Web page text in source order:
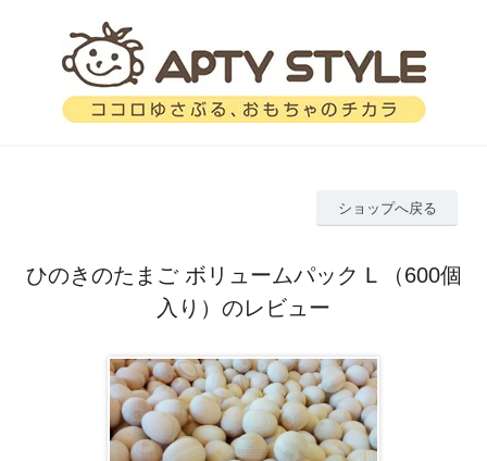
ショップへ戻る
ひのきのたまご ボリュームパック L （600個
入り）のレビュー